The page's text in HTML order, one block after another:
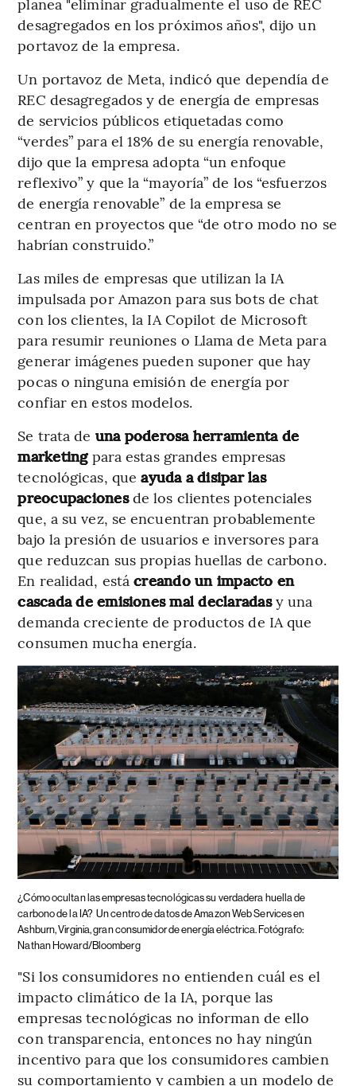
desagregados en los próximos años", dijo un
portavoz de la empresa.
Un portavoz de Meta, indicó que dependía de
REC desagregados y de energía de empresas
de servicios públicos etiquetadas como
“verdes” para el 18% de su energía renovable,
dijo que la empresa adopta “un enfoque
reflexivo” y que la “mayoría” de los “esfuerzos
de energía renovable” de la empresa se
centran en proyectos que “de otro modo no se
habrían construido.”
Las miles de empresas que utilizan la IA
impulsada por Amazon para sus bots de chat
con los clientes, la IA Copilot de Microsoft
para resumir reuniones o Llama de Meta para
generar imágenes pueden suponer que hay
pocas o ninguna emisión de energía por
confiar en estos modelos.
Se trata de una poderosa herramienta de
marketingpara estas grandes empresas
tecnológicas, que ayuda a disipar las
preocupacionesde los clientes potenciales
que, a su vez, se encuentran probablemente
bajo la presión de usuarios e inversores para
que reduzcan sus propias huellas de carbono.
En realidad, estácreando un impacto en
cascada de emisiones mal declaradasy una
demanda creciente de productos de IA que
consumen mucha energía.
¿Cómo ocultan las empresas tecnológicas su verdadera huella de
carbono de la IA? Un centro de datos de Amazon Web Services en
Ashburn, Virginia, gran consumidor de energía eléctrica. Fotógrafo:
Nathan Howard/Bloomberg
"Si los consumidores no entienden cuál es el
impacto climático de la IA, porque las
empresas tecnológicas no informan de ello
con transparencia, entonces no hay ningún
incentivo para que los consumidores cambien
su comportamiento y cambien a un modelo de